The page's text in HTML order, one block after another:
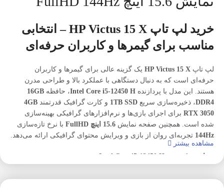
خرید لپ تاپ HP Victus 15 X – انتخابی
مناسب برای گیمرها و کاربران حرفه‌ای
لپ تاپ HP Victus 15 X یک گزینه عالی برای گیمرها و کاربران
حرفه‌ای است که به دنبال دستگاهی با عملکرد بالا و طراحی مدرن
هستند. این مدل با پردازنده Intel Core i5-12450 H، حافظه 16GB
DDR4، ذخیره‌سازی سریع 1TB SSD و کارت گرافیک قدرتمند 4GB
RTX 3050 برای اجرای بازی‌ها و نرم‌افزارهای گرافیکی بهینه‌سازی
شده است. همچنین صفحه نمایش 15.6 اینچ FullHD
با نرخ تازه‌سازی
144Hz تجربه‌ای روان از بازی و ویرایش محتوای گرافیکی ارائه می‌دهد.
پردازنده قدرتمند Intel Core i5-12450 H
مشاهده بیشتر